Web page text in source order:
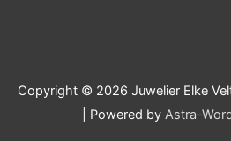
Copyright © 2026 Juwelier Elke
| Powered by Astra-